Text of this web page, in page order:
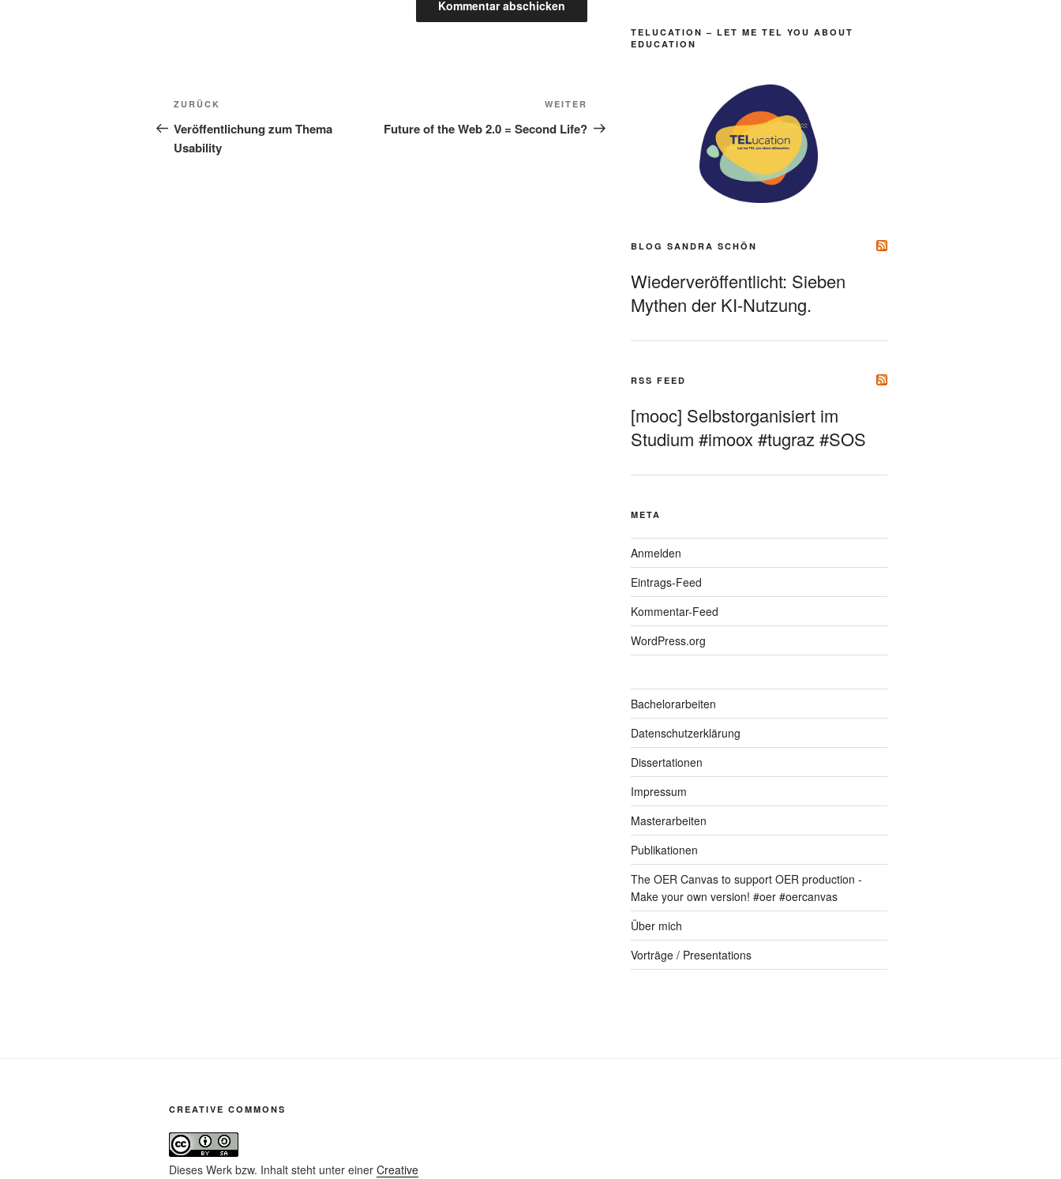
Beitragsnavigation
Vorheriger
Beitrag
ZURÜCK
Veröffentlichung zum Thema
Usability
Beitrag
WEITER
Future of the Web 2.0 = Second Life?
TELUCATION – LET ME TEL YOU ABOUT
EDUCATION
BLOG SANDRA SCHÖN
Wiederveröffentlicht: Sieben
Mythen der KI-Nutzung.
RSS FEED
[mooc] Selbstorganisiert im
Studium #imoox #tugraz #SOS
META
Anmelden
Eintrags-Feed
Kommentar-Feed
WordPress.org
Bachelorarbeiten
Datenschutzerklärung
Dissertationen
Impressum
Masterarbeiten
Publikationen
The OER Canvas to support OER production -
Make your own version! #oer #oercanvas
Über mich
Vorträge / Presentations
CREATIVE COMMONS
Dieses Werk bzw. Inhalt steht unter einer Creative